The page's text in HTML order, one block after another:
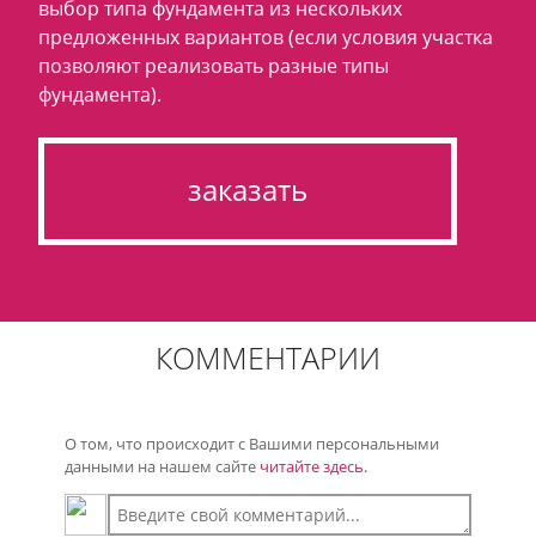
выбор типа фундамента из нескольких
предложенных вариантов (если условия участка
позволяют реализовать разные типы
фундамента).
заказать
КОММЕНТАРИИ
О том, что происходит с Вашими персональными
данными на нашем сайте читайте здесь.